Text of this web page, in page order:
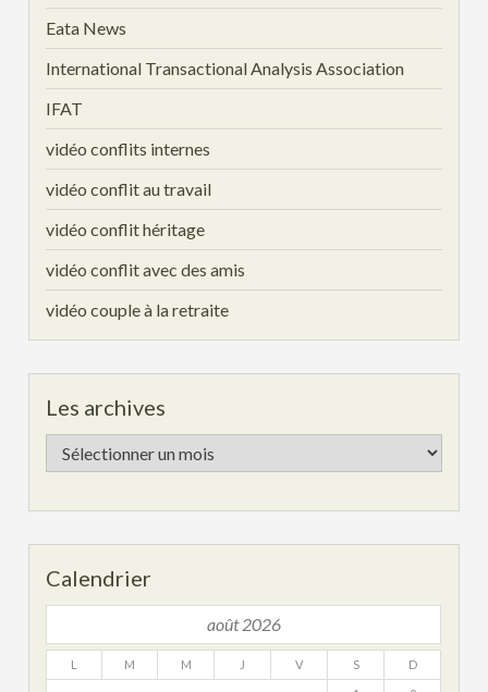
Eata News
International Transactional Analysis Association
IFAT
vidéo conflits internes
vidéo conflit au travail
vidéo conflit héritage
vidéo conflit avec des amis
vidéo couple à la retraite
Les archives
Les
archives
Calendrier
août 2026
L M M J V S D